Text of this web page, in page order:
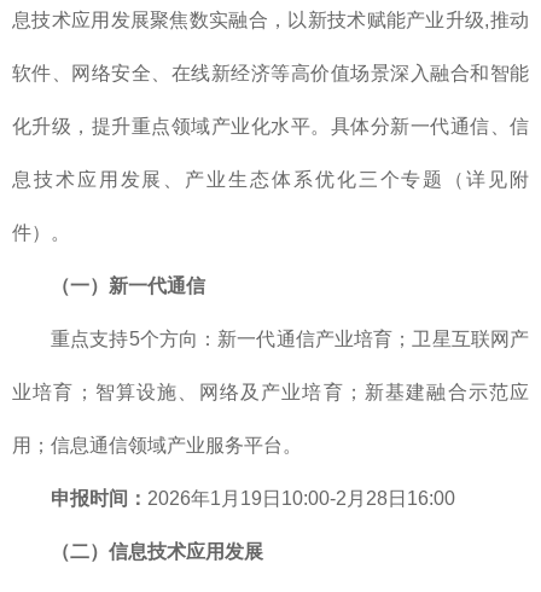
息技术应用发展聚焦数实融合，以新技术赋能产业升级,推动
软件、网络安全、在线新经济等高价值场景深入融合和智能
化升级，提升重点领域产业化水平。具体分新一代通信、信
息技术应用发展、产业生态体系优化三个专题（详见附
件）。
（一） 新一代通信
重点支持5个方向：新一代通信产业培育；卫星互联网产
业培育；智算设施、网络及产业培育；新基建融合示范应
用；信息通信领域产业服务平台。
申报时间： 2026年1月19日10:00-2月28日16:00
（二）信息技术应用发展